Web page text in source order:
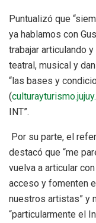
Puntualizó que
ya hablamos con
trabajar articulando
teatral, musical y
“las bases y
(
INT”.
Por su parte, el
destacó que “me
vuelva a articular
acceso y fomenten
nuestros artistas” y
“particularmente el